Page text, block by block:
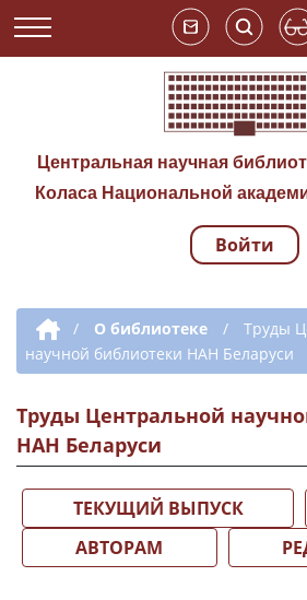
Центральная научная
Коласа Национальной
Войти
Дополнительная
/ О библиотеке /
Труды
научной библиотеки НАН Беларуси
Труды Центральной
НАН Беларуси
ТЕКУЩИЙ ВЫПУСК
АВТОРАМ